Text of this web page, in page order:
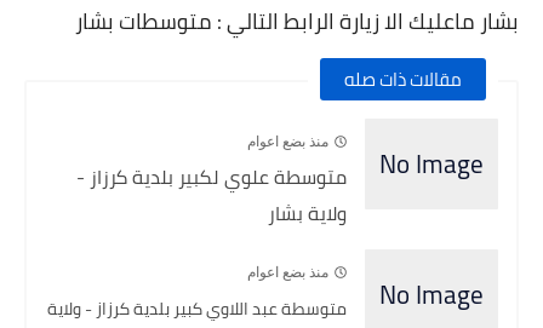
بشار ماعليك الا زيارة الرابط التالي : متوسطات بشار
مقالات ذات صله
منذ بضع اعوام
متوسطة علوي لكبير بلدية كرزاز -
ولاية بشار
منذ بضع اعوام
متوسطة عبد اللاوي كبير بلدية كرزاز - ولاية